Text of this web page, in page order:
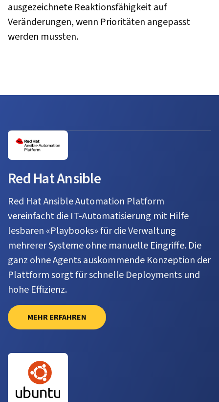
ausgezeichnete Reaktionsfähigkeit auf
Veränderungen, wenn Prioritäten angepasst
werden mussten.
Red Hat Ansible
Red Hat Ansible Automation Platform
vereinfacht die IT-Automatisierung mit Hilfe
lesbaren «Playbooks» für die Verwaltung
mehrerer Systeme ohne manuelle Eingriffe. Die
ganz ohne Agents auskommende Konzeption der
Plattform sorgt für schnelle Deployments und
hohe Effizienz.
MEHR ERFAHREN